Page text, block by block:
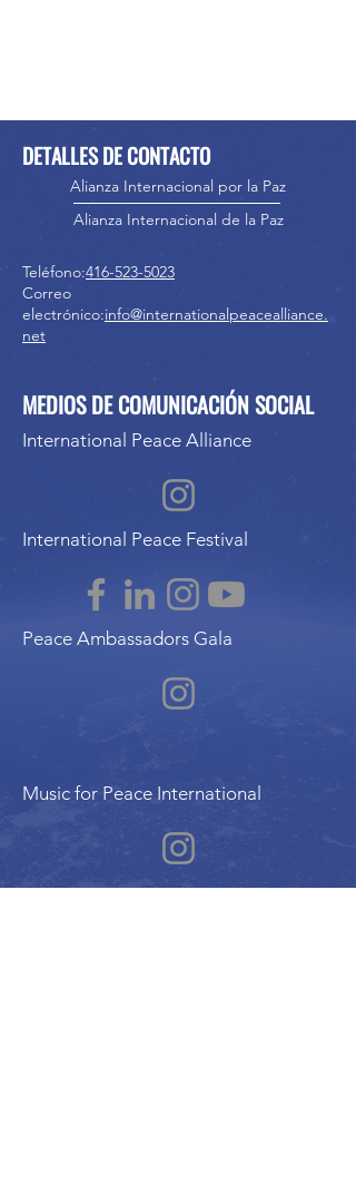
DETALLES DE CONTACTO
Alianza Internacional por la Paz
Alianza Internacional de la Paz
Teléfono:416-523-5023
Correo
electrónico:info@internationalpeacealliance.
net
MEDIOS DE COMUNICACIÓN SOCIAL
International Peace Alliance
International Peace Festival
Peace Ambassadors Gala
Music for Peace International